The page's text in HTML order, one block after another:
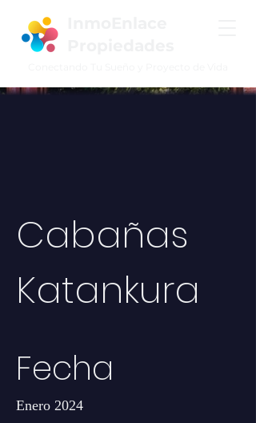
Cabañas
Katankura
Fecha
Enero 2024